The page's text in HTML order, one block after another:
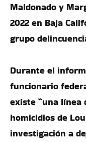
Maldonado y
2022 en Baja
grupo
Durante el
funcionario
existe “una línea
homicidios de
investigación a